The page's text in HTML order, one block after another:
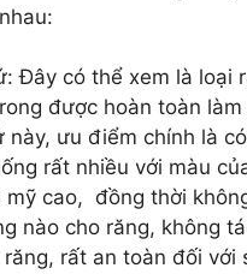
Đây có thể xem là loại
được hoàn toàn
này, ưu điểm chính là
rất nhiều với màu
cao, đồng thời
nào cho răng, không
rất an toàn đối với